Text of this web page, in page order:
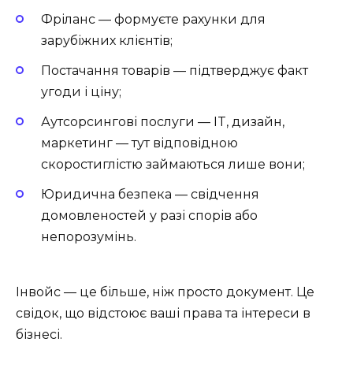
Фріланс — формуєте рахунки для
зарубіжних клієнтів;
Постачання товарів — підтверджує факт
угоди і ціну;
Аутсорсингові послуги — IT, дизайн,
маркетинг — тут відповідною
скоростиглістю займаються лише вони;
Юридична безпека — свідчення
домовленостей у разі спорів або
непорозумінь.
Інвойс — це більше, ніж просто документ. Це
свідок, що відстоює ваші права та інтереси в
бізнесі.